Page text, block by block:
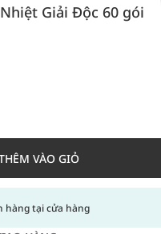
Giải Độc 60 gói
VÀO GIỎ
hàng tại cửa hàng